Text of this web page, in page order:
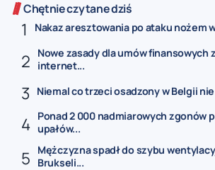
Chętnie czytane dziś
Nakaz aresztowania po ataku nożem
Nowe zasady dla umów finansowych
internet...
Niemal co trzeci osadzony w Belgii
Ponad 2 000 nadmiarowych zgonów
upałów...
Mężczyzna spadł do szybu
Brukseli...